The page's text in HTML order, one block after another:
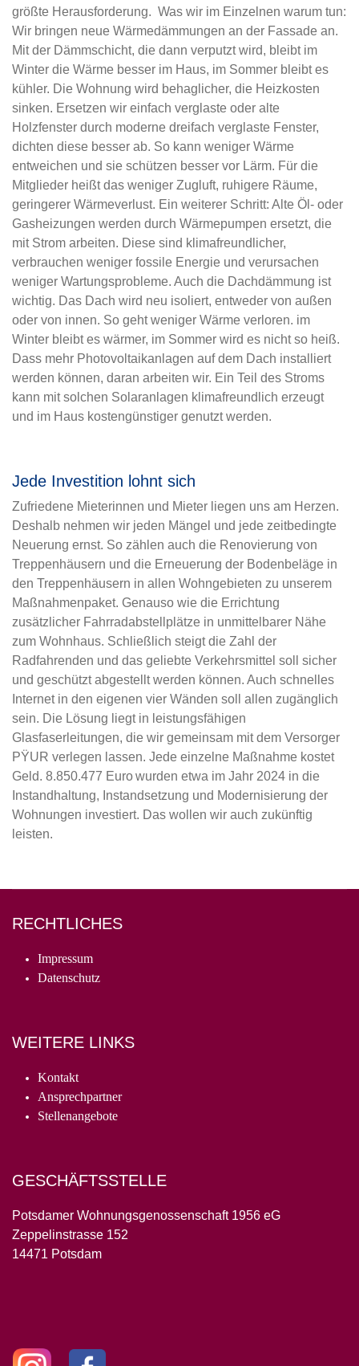
größte Herausforderung. Was wir im Einzelnen warum tun:
Wir bringen neue Wärmedämmungen an der Fassade an.
Mit der Dämmschicht, die dann verputzt wird, bleibt im
Winter die Wärme besser im Haus, im Sommer bleibt es
kühler. Die Wohnung wird behaglicher, die Heizkosten
sinken. Ersetzen wir einfach verglaste oder alte
Holzfenster durch moderne dreifach verglaste Fenster,
dichten diese besser ab. So kann weniger Wärme
entweichen und sie schützen besser vor Lärm. Für die
Mitglieder heißt das weniger Zugluft, ruhigere Räume,
geringerer Wärmeverlust. Ein weiterer Schritt: Alte Öl- oder
Gasheizungen werden durch Wärmepumpen ersetzt, die
mit Strom arbeiten. Diese sind klimafreundlicher,
verbrauchen weniger fossile Energie und verursachen
weniger Wartungsprobleme. Auch die Dachdämmung ist
wichtig. Das Dach wird neu isoliert, entweder von außen
oder von innen. So geht weniger Wärme verloren. im
Winter bleibt es wärmer, im Sommer wird es nicht so heiß.
Dass mehr Photovoltaikanlagen auf dem Dach installiert
werden können, daran arbeiten wir. Ein Teil des Stroms
kann mit solchen Solaranlagen klimafreundlich erzeugt
und im Haus kostengünstiger genutzt werden.
Jede Investition lohnt sich
Zufriedene Mieterinnen und Mieter liegen uns am Herzen.
Deshalb nehmen wir jeden Mängel und jede zeitbedingte
Neuerung ernst. So zählen auch die Renovierung von
Treppenhäusern und die Erneuerung der Bodenbeläge in
den Treppenhäusern in allen Wohngebieten zu unserem
Maßnahmenpaket. Genauso wie die Errichtung
zusätzlicher Fahrradabstellplätze in unmittelbarer Nähe
zum Wohnhaus. Schließlich steigt die Zahl der
Radfahrenden und das geliebte Verkehrsmittel soll sicher
und geschützt abgestellt werden können. Auch schnelles
Internet in den eigenen vier Wänden soll allen zugänglich
sein. Die Lösung liegt in leistungsfähigen
Glasfaserleitungen, die wir gemeinsam mit dem Versorger
PŸUR verlegen lassen. Jede einzelne Maßnahme kostet
Geld. 8.850.477 Euro wurden etwa im Jahr 2024 in die
Instandhaltung, Instandsetzung und Modernisierung der
Wohnungen investiert. Das wollen wir auch zukünftig
leisten.
RECHTLICHES
Impressum
Datenschutz
WEITERE LINKS
Kontakt
Ansprechpartner
Stellenangebote
GESCHÄFTSSTELLE
Potsdamer Wohnungsgenossenschaft 1956 eG
Zeppelinstrasse 152
14471 Potsdam